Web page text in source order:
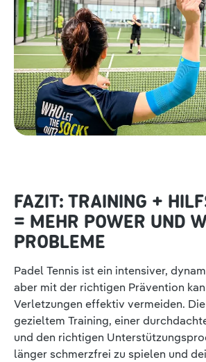
FAZIT: TRAINING +
= MEHR POWER UND
PROBLEME
Padel Tennis ist ein intensiver,
aber mit der richtigen Prävention
Verletzungen effektiv vermeiden.
gezieltem Training, einer
und den richtigen
länger schmerzfrei zu spielen und